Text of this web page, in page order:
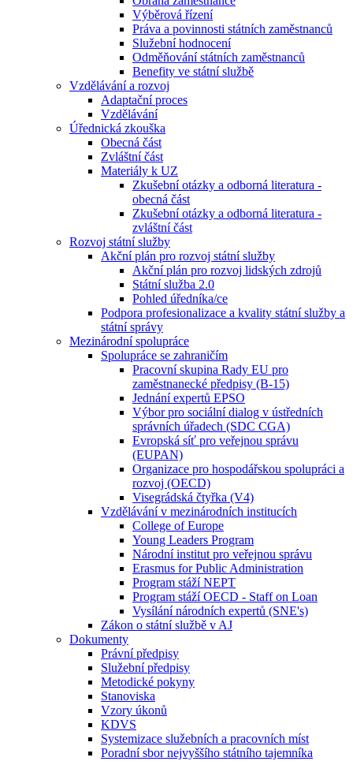
Výběrová řízení
Práva a povinnosti státních zaměstnanců
Služební hodnocení
Odměňování státních zaměstnanců
Benefity ve státní službě
Vzdělávání a rozvoj
Adaptační proces
Vzdělávání
Úřednická zkouška
Obecná část
Zvláštní část
Materiály k UZ
Zkušební otázky a odborná literatura -
obecná část
Zkušební otázky a odborná literatura -
zvláštní část
Rozvoj státní služby
Akční plán pro rozvoj státní služby
Akční plán pro rozvoj lidských zdrojů
Státní služba 2.0
Pohled úředníka/ce
Podpora profesionalizace a kvality státní služby a
státní správy
Mezinárodní spolupráce
Spolupráce se zahraničím
Pracovní skupina Rady EU pro
zaměstnanecké předpisy (B-15)
Jednání expertů EPSO
Výbor pro sociální dialog v ústředních
správních úřadech (SDC CGA)
Evropská síť pro veřejnou správu
(EUPAN)
Organizace pro hospodářskou spolupráci a
rozvoj (OECD)
Visegrádská čtyřka (V4)
Vzdělávání v mezinárodních institucích
College of Europe
Young Leaders Program
Národní institut pro veřejnou správu
Erasmus for Public Administration
Program stáží NEPT
Program stáží OECD - Staff on Loan
Vysílání národních expertů (SNE's)
Zákon o státní službě v AJ
Dokumenty
Právní předpisy
Služební předpisy
Metodické pokyny
Stanoviska
Vzory úkonů
KDVS
Systemizace služebních a pracovních míst
Poradní sbor nejvyššího státního tajemníka